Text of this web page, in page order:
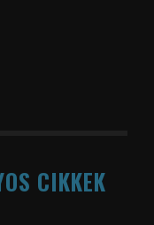
CIKKEK